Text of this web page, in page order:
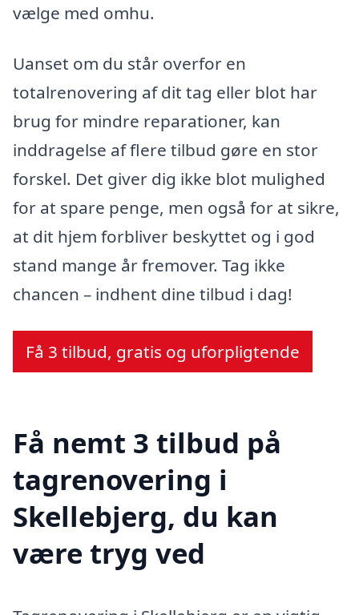
vælge med omhu.
Uanset om du står overfor en
totalrenovering af dit tag eller blot har
brug for mindre reparationer, kan
inddragelse af flere tilbud gøre en stor
forskel. Det giver dig ikke blot mulighed
for at spare penge, men også for at sikre,
at dit hjem forbliver beskyttet og i god
stand mange år fremover. Tag ikke
chancen – indhent dine tilbud i dag!
Få 3 tilbud, gratis og uforpligtende
Få nemt 3 tilbud på
tagrenovering i
Skellebjerg, du kan
være tryg ved